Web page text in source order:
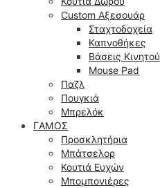
Custom Αξεσουάρ
Σταχτοδοχεία
Καπνοθήκες
Βάσεις Κινητού
Mouse Pad
Παζλ
Πουγκιά
Μπρελόκ
ΓΆΜΟΣ
Προσκλητήρια
Μπάτσελορ
Κουτιά Ευχών
Μπομπονιέρες